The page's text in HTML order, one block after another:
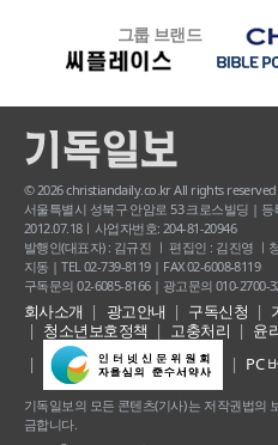
그룹 브랜드
© 2026 christiandaily.co.kr All rights reserved.
서울특별시 성북구 안암로 53 크로스빌딩 |
2012.07.18ㅣ사업자번호: 204-81-20946
발행인(대표자) : 김규진 ㅣ 편집인 : 김진영
지동 | TEL 02-739-8119 | FAX 02-6008-8119
구독문의 02-6085-8166 | 광고문의 010-2700-
회사소개 광고안내 구독신청
청소년보호정책
고충처리
윤
PC
기독일보의 모든 콘텐츠(기사) 는 저작권법의
금합니다.